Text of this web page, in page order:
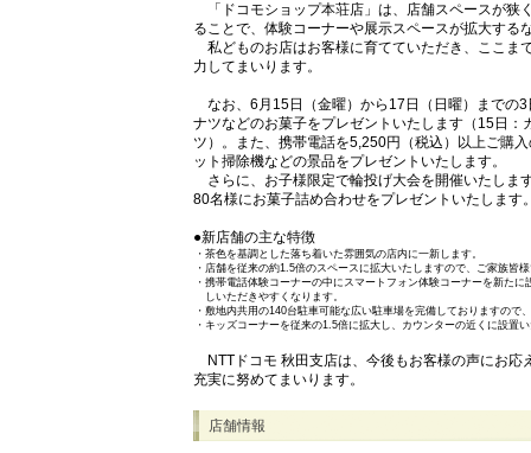
「ドコモショップ本荘店」は、店舗スペースが狭
ることで、体験コーナーや展示スペースが拡大する
私どものお店はお客様に育てていただき、ここま
力してまいります。
なお、6月15日（金曜）から17日（日曜）までの
ナツなどのお菓子をプレゼントいたします（15日
ツ）。また、携帯電話を5,250円（税込）以上ご購
ット掃除機などの景品をプレゼントいたします。
さらに、お子様限定で輪投げ大会を開催いたしま
80名様にお菓子詰め合わせをプレゼントいたします
●新店舗の主な特徴
・ 茶色を基調とした落ち着いた雰囲気の店内に一新します。
・ 店舗を従来の約1.5倍のスペースに拡大いたしますので、ご家族皆
・ 携帯電話体験コーナーの中にスマートフォン体験コーナーを新た
しいただきやすくなります。
・ 敷地内共用の140台駐車可能な広い駐車場を完備しておりますので
・ キッズコーナーを従来の1.5倍に拡大し、カウンターの近くに設置
NTTドコモ 秋田支店は、今後もお客様の声にお応
充実に努めてまいります。
店舗情報